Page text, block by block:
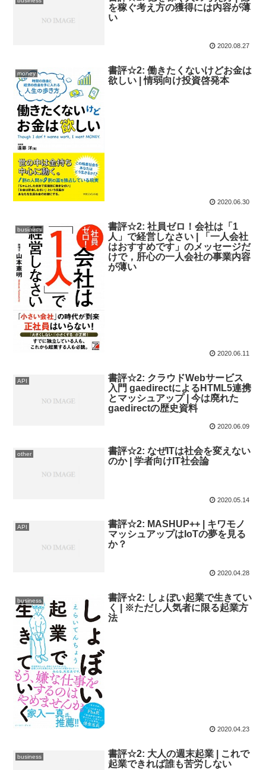
を稼ぐ考え方の獲得には内容が薄
い
2020.08.27
money
書評☆2: 働きたくないけどお金は
欲しい | 情弱向け投資啓発本
2020.06.30
business
書評☆2: 社員ゼロ！会社は「1
人」で経営しなさい | 「一人会社
はおすすめです」のメッセージだ
けで，肝心の一人会社の事業内容
が薄い
2020.06.11
API
書評☆2: クラウドWebサービス
入門 gaedirectによるHTML5連携
とマッシュアップ | 今は廃れた
gaedirectの歴史資料
2020.06.09
other
書評☆2: なぜITは社会を変えない
のか | 学者向けIT社会論
2020.05.14
API
書評☆2: MASHUP++ | キワモノ
マッシュアップはIoTの夢を見る
か？
2020.04.28
business
書評☆2: しょぼい起業で生きてい
く | ※ただし人気者に限る起業方
法
2020.04.23
business
書評☆2: 大人の週末起業 | これで
起業できれば誰も苦労しない